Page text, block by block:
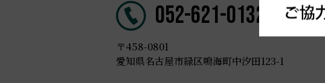
052-621-0132
〒458-0801
愛知県名古屋市緑区鳴海町中汐田123-1